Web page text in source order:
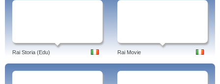
Rai Storia (Edu) Rai Movie